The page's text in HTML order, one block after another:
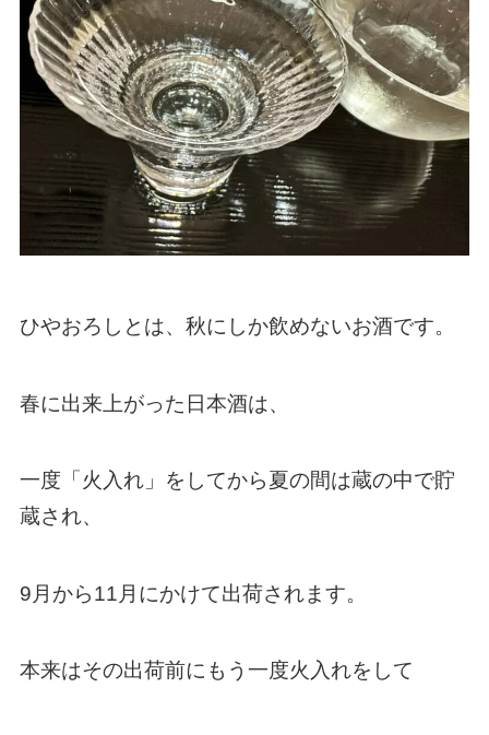
ひやおろしとは、秋にしか飲めないお酒です。
春に出来上がった日本酒は、
一度「火入れ」をしてから夏の間は蔵の中で貯
蔵され、
9月から11月にかけて出荷されます。
本来はその出荷前にもう一度火入れをして